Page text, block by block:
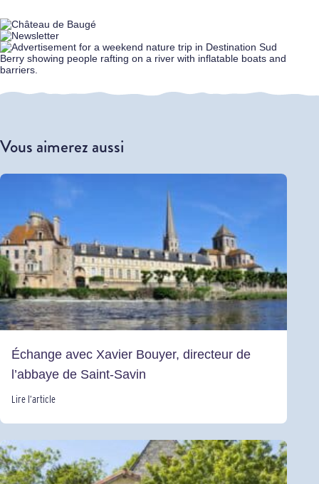
Vous aimerez aussi
Échange avec Xavier Bouyer, directeur de
l’abbaye de Saint-Savin
Lire l’article